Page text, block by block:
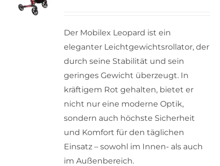
Der Mobilex Leopard ist ein
eleganter Leichtgewichtsrollator, der
durch seine Stabilität und sein
geringes Gewicht überzeugt. In
kräftigem Rot gehalten, bietet er
nicht nur eine moderne Optik,
sondern auch höchste Sicherheit
und Komfort für den täglichen
Einsatz – sowohl im Innen- als auch
im Außenbereich.